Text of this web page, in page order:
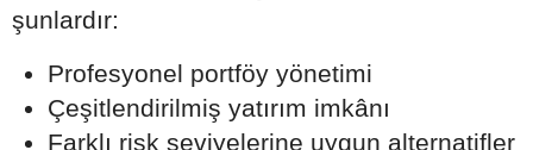
şunlardır:
Profesyonel portföy yönetimi
Çeşitlendirilmiş yatırım imkânı
Farklı risk seviyelerine uygun alternatifler